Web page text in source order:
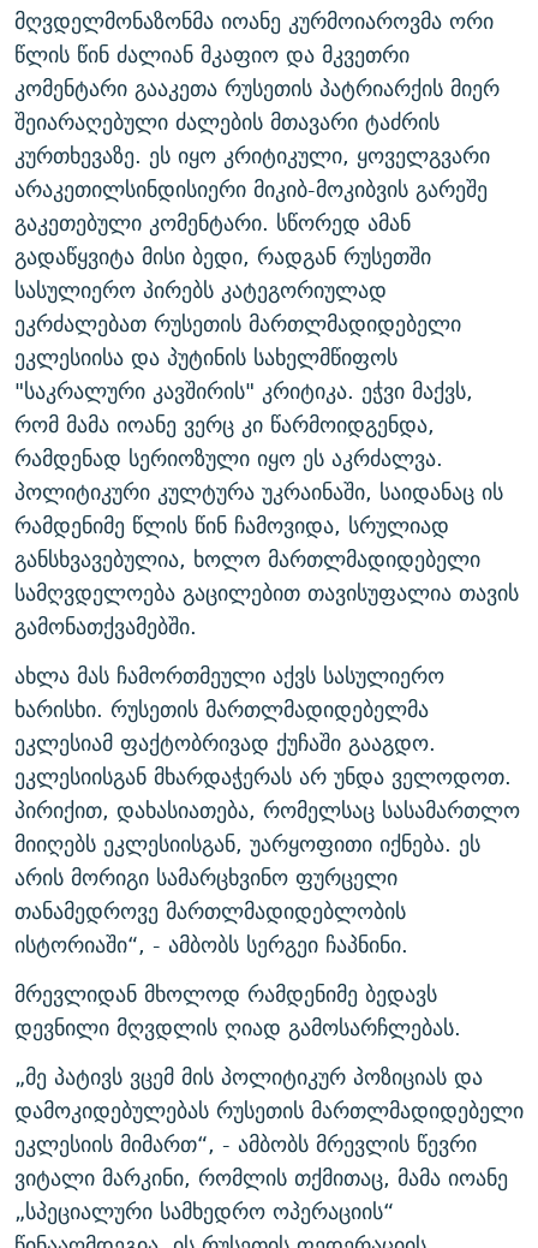
მღვდელმონაზონმა იოანე კურმოიაროვმა ორი
წლის წინ ძალიან მკაფიო და მკვეთრი
კომენტარი გააკეთა რუსეთის პატრიარქის მიერ
შეიარაღებული ძალების მთავარი ტაძრის
კურთხევაზე. ეს იყო კრიტიკული, ყოველგვარი
არაკეთილსინდისიერი მიკიბ-მოკიბვის გარეშე
გაკეთებული კომენტარი. სწორედ ამან
გადაწყვიტა მისი ბედი, რადგან რუსეთში
სასულიერო პირებს კატეგორიულად
ეკრძალებათ რუსეთის მართლმადიდებელი
ეკლესიისა და პუტინის სახელმწიფოს
"საკრალური კავშირის" კრიტიკა. ეჭვი მაქვს,
რომ მამა იოანე ვერც კი წარმოიდგენდა,
რამდენად სერიოზული იყო ეს აკრძალვა.
პოლიტიკური კულტურა უკრაინაში, საიდანაც ის
რამდენიმე წლის წინ ჩამოვიდა, სრულიად
განსხვავებულია, ხოლო მართლმადიდებელი
სამღვდელოება გაცილებით თავისუფალია თავის
გამონათქვამებში.
ახლა მას ჩამორთმეული აქვს სასულიერო
ხარისხი. რუსეთის მართლმადიდებელმა
ეკლესიამ ფაქტობრივად ქუჩაში გააგდო.
ეკლესიისგან მხარდაჭერას არ უნდა ველოდოთ.
პირიქით, დახასიათება, რომელსაც სასამართლო
მიიღებს ეკლესიისგან, უარყოფითი იქნება. ეს
არის მორიგი სამარცხვინო ფურცელი
თანამედროვე მართლმადიდებლობის
ისტორიაში“, - ამბობს სერგეი ჩაპნინი.
მრევლიდან მხოლოდ რამდენიმე ბედავს
დევნილი მღვდლის ღიად გამოსარჩლებას.
„მე პატივს ვცემ მის პოლიტიკურ პოზიციას და
დამოკიდებულებას რუსეთის მართლმადიდებელი
ეკლესიის მიმართ“, - ამბობს მრევლის წევრი
ვიტალი მარკინი, რომლის თქმითაც, მამა იოანე
„სპეციალური სამხედრო ოპერაციის“